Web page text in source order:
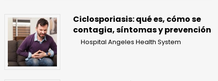
Ciclosporiasis: qué es, cómo se
contagia, síntomas y prevención
Hospital Angeles Health System